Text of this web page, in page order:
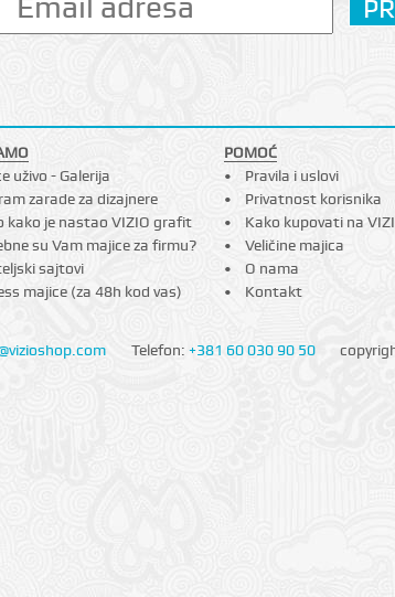
uživo - Galerija
zarade za dizajnere
kako je nastao VIZIO grafit
su Vam majice za firmu?
sajtovi
majice (za 48h kod vas)
POMOĆ
Pravila i uslovi
Privatnost korisnika
Kako kupovati na
Veličine majica
O nama
Kontakt
Telefon: +381 60 030 90 50